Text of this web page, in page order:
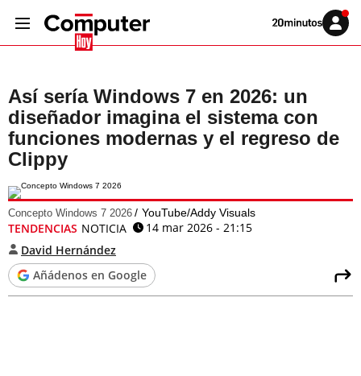
Volver
Iniciar
sesión
Así sería Windows 7 en 2026: un
diseñador imagina el sistema con
funciones modernas y el regreso de
Clippy
Concepto Windows 7 2026 YouTube/Addy Visuals
TENDENCIAS NOTICIA
14 mar 2026 - 21:15
David Hernández
Añádenos en Google